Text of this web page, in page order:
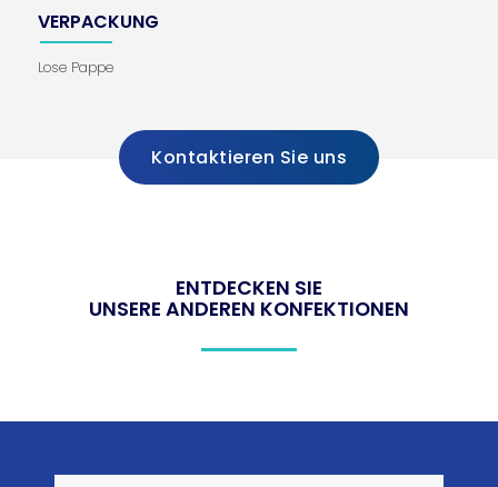
VERPACKUNG
Lose Pappe
Kontaktieren Sie uns
ENTDECKEN SIE
UNSERE ANDEREN KONFEKTIONEN